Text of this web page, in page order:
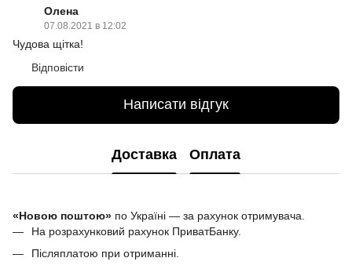
Олена
07.08.2021 в 12:02
Чудова щітка!
Відповісти
Написати відгук
Доставка Оплата
«Новою поштою» по Україні — за рахунок отримувача.
На розрахунковий рахунок ПриватБанку.
Післяплатою при отриманні.